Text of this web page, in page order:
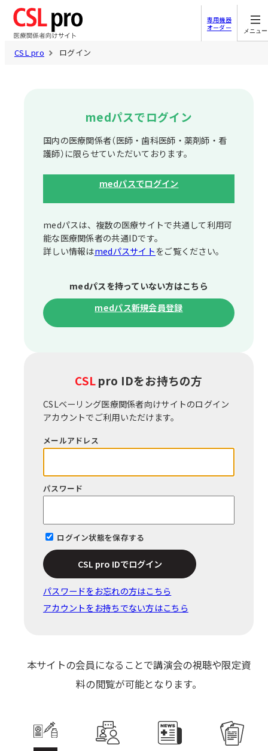
専用機器
オーダー
メニュー
CSL pro ログイン
medパスでログイン
国内の医療関係者（医師・歯科医師・薬剤師・看
護師）に限らせていただいております。
medパスでログイン
medパスは、複数の医療サイトで共通して利⽤可
能な医療関係者の共通IDです。
詳しい情報はmedパスサイトをご覧ください。
medパスを持っていない⽅はこちら
medパス新規会員登録
CSLpro IDをお持ちの⽅
CSLベーリング医療関係者向けサイトのログイン
アカウントでご利⽤いただけます。
メールアドレス
パスワード
ログイン状態を保存する
CSL pro IDでログイン
パスワードをお忘れの⽅はこちら
アカウントをお持ちでない方はこちら
本サイトの会員になることで講演会の視聴や限定資
料の閲覧が可能となります。